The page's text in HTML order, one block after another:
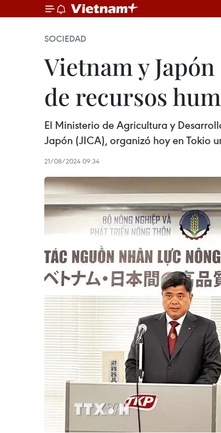
SOCIEDAD
Vietnam y
de recursos
El Ministerio de Agricultura y
Japón (JICA), organizó hoy en Tokio
21/08/2024 09:34